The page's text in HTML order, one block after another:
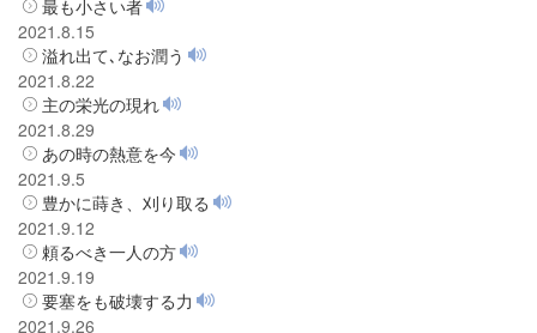
最も小さい者
2021.8.15
溢れ出て､なお潤う
2021.8.22
主の栄光の現れ
2021.8.29
あの時の熱意を今
2021.9.5
豊かに蒔き、刈り取る
2021.9.12
頼るべき一人の方
2021.9.19
要塞をも破壊する力
2021.9.26